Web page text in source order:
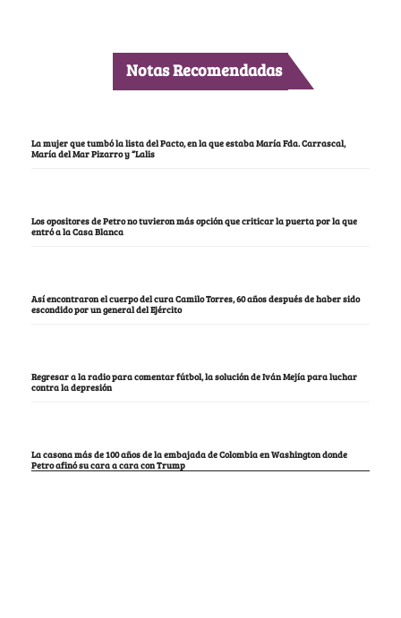
Notas Recomendadas
La mujer que tumbó la lista del Pacto, en la que estaba María Fda. Carrascal,
María del Mar Pizarro y “Lalis
Los opositores de Petro no tuvieron más opción que criticar la puerta por la que
entró a la Casa Blanca
Así encontraron el cuerpo del cura Camilo Torres, 60 años después de haber sido
escondido por un general del Ejército
Regresar a la radio para comentar fútbol, la solución de Iván Mejía para luchar
contra la depresión
La casona más de 100 años de la embajada de Colombia en Washington donde
Petro afinó su cara a cara con Trump